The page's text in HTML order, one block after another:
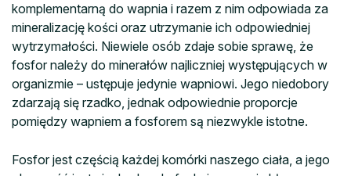
komplementarną do wapnia i razem z nim odpowiada za
mineralizację kości oraz utrzymanie ich odpowiedniej
wytrzymałości. Niewiele osób zdaje sobie sprawę, że
fosfor należy do minerałów najliczniej występujących w
organizmie – ustępuje jedynie wapniowi. Jego niedobory
zdarzają się rzadko, jednak odpowiednie proporcje
pomiędzy wapniem a fosforem są niezwykle istotne.
Fosfor jest częścią każdej komórki naszego ciała, a jego